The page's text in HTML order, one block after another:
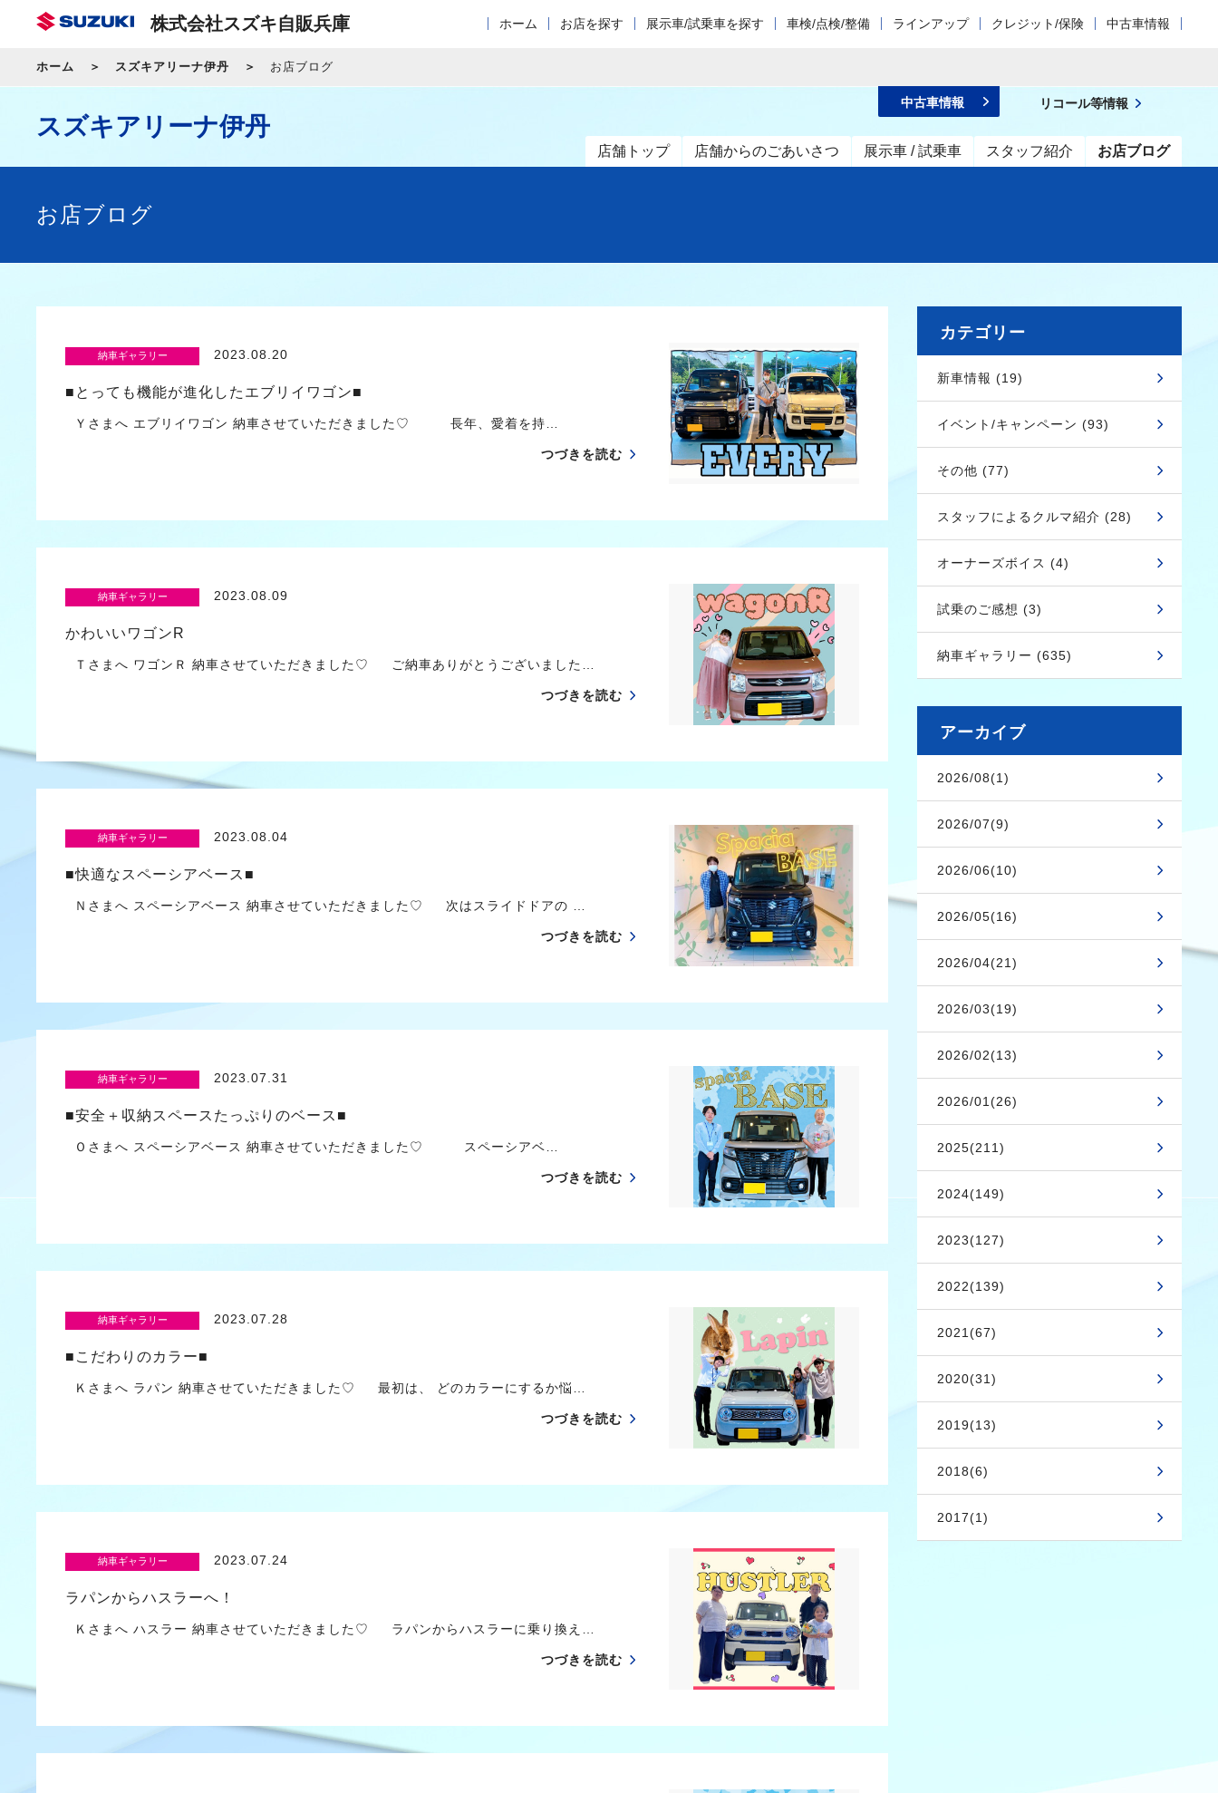
株式会社スズキ自販兵庫 ホーム お店を探す 展示車/試乗車を探す 車検/点検/整備 ラインアップ クレジット/保険 中古車情報
ホーム スズキアリーナ伊丹 お店ブログ
スズキアリーナ伊丹
店舗トップ 店舗からのごあいさつ 展示車 / 試乗車 スタッフ紹介 お店ブログ
中古車情報 リコール等情報
お店ブログ
納車ギャラリー 2023.08.20
■とっても機能が進化したエブリイワゴン■
Ｙさまへ エブリイワゴン 納車させていただきました♡ 長年、愛着を持…
つづきを読む
納車ギャラリー 2023.08.09
かわいいワゴンR
Ｔさまへ ワゴンＲ 納車させていただきました♡ ご納車ありがとうございました…
つづきを読む
納車ギャラリー 2023.08.04
■快適なスペーシアベース■
Ｎさまへ スペーシアベース 納車させていただきました♡ 次はスライドドアの …
つづきを読む
納車ギャラリー 2023.07.31
■安全＋収納スペースたっぷりのベース■
Ｏさまへ スペーシアベース 納車させていただきました♡ スペーシアベ…
つづきを読む
納車ギャラリー 2023.07.28
■こだわりのカラー■
Ｋさまへ ラパン 納車させていただきました♡ 最初は、 どのカラーにするか悩…
つづきを読む
納車ギャラリー 2023.07.24
ラパンからハスラーへ！
Ｋさまへ ハスラー 納車させていただきました♡ ラパンからハスラーに乗り換え…
つづきを読む
カテゴリー
新車情報 (19)
イベント/キャンペーン (93)
その他 (77)
スタッフによるクルマ紹介 (28)
オーナーズボイス (4)
試乗のご感想 (3)
納車ギャラリー (635)
アーカイブ
2026/08(1)
2026/07(9)
2026/06(10)
2026/05(16)
2026/04(21)
2026/03(19)
2026/02(13)
2026/01(26)
2025(211)
2024(149)
2023(127)
2022(139)
2021(67)
2020(31)
2019(13)
2018(6)
2017(1)